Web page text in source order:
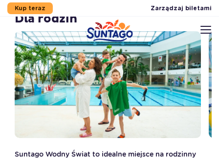
Przejdź do menu
Przejdź do treści
Przejdź do stopki
Mapa serwisu
Zarządzaj biletami
Kup teraz
Dla rodzin
Suntago Wodny Świat to idealne miejsce na rodzinny